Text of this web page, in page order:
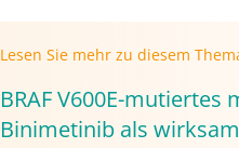
Lesen Sie mehr zu diesem
BRAF V600E-mutiertes
Binimetinib als